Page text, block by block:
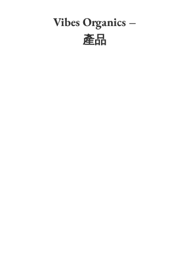
Vibes Organics –
產品